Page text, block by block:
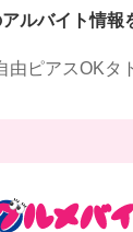
ルバイト情報
由 ピアスOKタ